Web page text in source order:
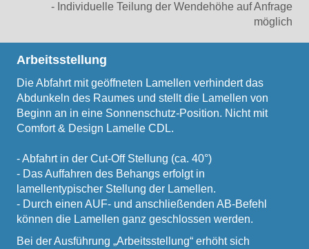
- Individuelle Teilung der Wendehöhe auf Anfrage
möglich
Arbeitsstellung
Die Abfahrt mit geöffneten Lamellen verhindert das
Abdunkeln des Raumes und stellt die Lamellen von
Beginn an in eine Sonnenschutz-Position. Nicht mit
Comfort & Design Lamelle CDL.
- Abfahrt in der Cut-Off Stellung (ca. 40°)
- Das Auffahren des Behangs erfolgt in
lamellentypischer Stellung der Lamellen.
- Durch einen AUF- und anschließenden AB-Befehl
können die Lamellen ganz geschlossen werden.
Bei der Ausführung „Arbeitsstellung“ erhöht sich